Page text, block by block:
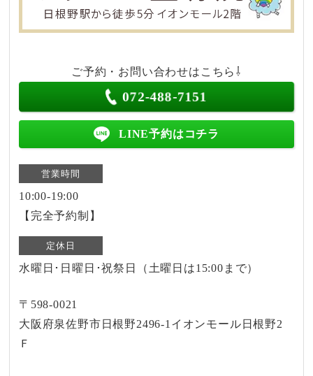
ご予約・お問い合わせはこちら⇩
072-488-7151
LINE予約はコチラ
営業時間
10:00-19:00
【完全予約制】
定休日
水曜日･日曜日･祝祭日（土曜日は15:00まで）
〒598-0021
大阪府泉佐野市日根野2496-1イオンモール日根野2
Ｆ